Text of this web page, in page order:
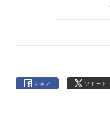
シェア ツイート